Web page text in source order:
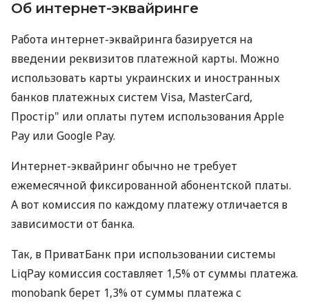
Об интернет-эквайринге
Работа интернет-эквайринга базируется на
введении реквизитов платежной карты. Можно
использовать карты украинских и иностранных
банков платежных систем Visa, MasterCard,
Простір" или оплаты путем использования Apple
Pay или Google Pay.
Интернет-эквайринг обычно не требует
ежемесячной фиксированной абонентской платы.
А вот комиссия по каждому платежу отличается в
зависимости от банка.
Так, в ПриватБанк при использовании системы
LiqPay комиссия составляет 1,5% от суммы платежа.
monobank берет 1,3% от суммы платежа с